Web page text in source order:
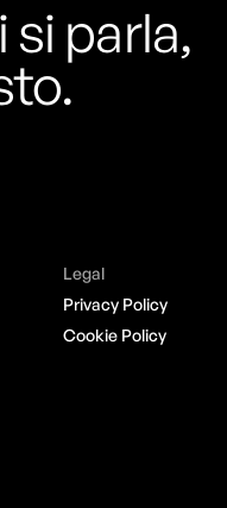
si parla,
Legal
Privacy Policy
Cookie Policy